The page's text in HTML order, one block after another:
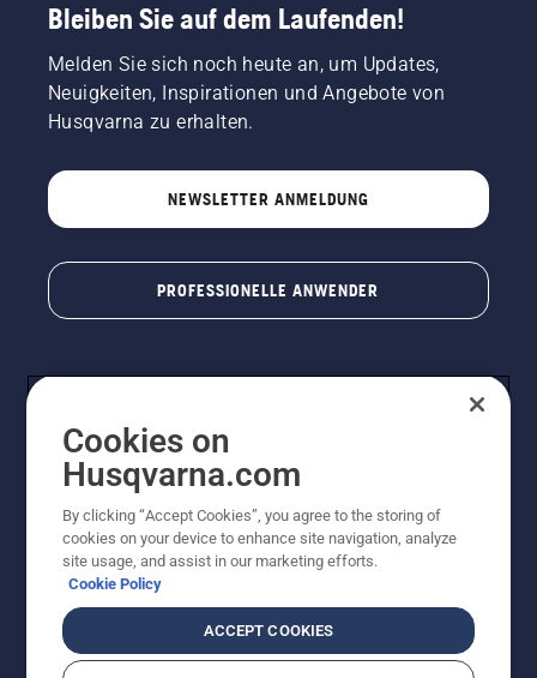
Bleiben Sie auf dem Laufenden!
Melden Sie sich noch heute an, um Updates,
Neuigkeiten, Inspirationen und Angebote von
Husqvarna zu erhalten.
NEWSLETTER ANMELDUNG
PROFESSIONELLE ANWENDER
© Husqvarna AB (publ). Alle Rechte vorbehalten. Bei
den Preisangaben handelt es sich um unverbindliche
Preisempfehlungen in Euro inkl. der gesetzlichen
Preisempfehlungen (inkl. MwSt), es sei denn sie sind für
den direkten Kauf verfügbar.
Cookies on
Husqvarna.com
By clicking “Accept Cookies”, you agree to the storing of
cookies on your device to enhance site navigation, analyze
site usage, and assist in our marketing efforts.
Cookie Policy
ACCEPT COOKIES